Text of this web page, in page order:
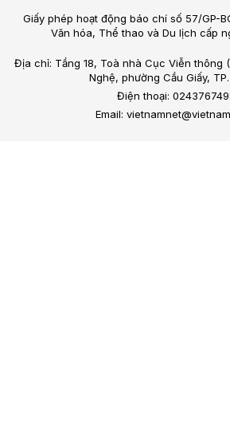
Giấy phép hoạt động báo chí số 57/GP-
Văn hóa, Thể thao và Du lịch cấp
Địa chỉ: Tầng 18, Toà nhà Cục Viễn thông
Nghệ, phường Cầu Giấy,
Điện thoại:
Email: